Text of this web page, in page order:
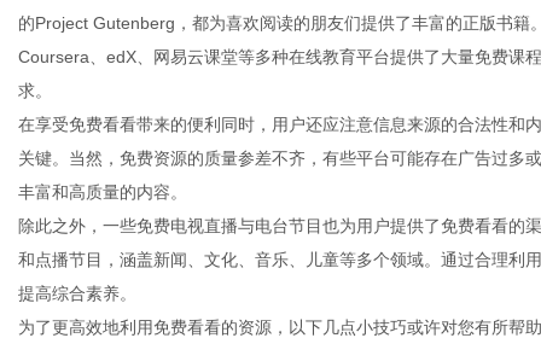
的Project Gutenberg，都为喜欢阅读的朋友们提供了丰富的正版书
Coursera、edX、网易云课堂等多种在线教育平台提供了大量免费课
求。
在享受免费看看带来的便利同时，用户还应注意信息来源的合法性和
关键。当然，免费资源的质量参差不齐，有些平台可能存在广告过多
丰富和高质量的内容。
除此之外，一些免费电视直播与电台节目也为用户提供了免费看看的
和点播节目，涵盖新闻、文化、音乐、儿童等多个领域。通过合理利
提高综合素养。
为了更高效地利用免费看看的资源，以下几点小技巧或许对您有所帮